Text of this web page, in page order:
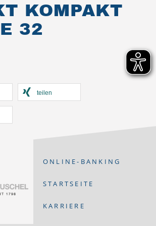
KOMPAKT
32
teilen
ONLINE-BANKING
STARTSEITE
KARRIERE